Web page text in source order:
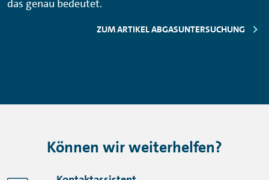
das genau bedeutet.
ZUM ARTIKEL ABGASUNTERSUCHUNG
Können wir weiterhelfen?